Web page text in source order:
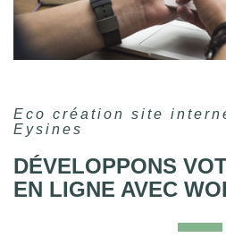
Eco création site
Eysines
DÉVELOPPONS
EN LIGNE AVEC